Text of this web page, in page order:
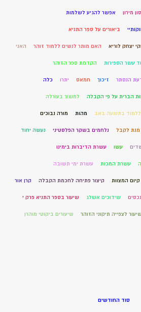
מירון אפשר להגיע לשלמות
ביאורים על ספר התניא
יצחק לוריא האם מותר לנשים ללמוד זוהר האני
עשר הספירות הקדמת ספר הזוהר
הנסתר זיכוך חמאס יתרו כלה
הברית על פי הקבלה למשוך בעורלה
ללמוד בתשעה באב מהות מורה נבוכים
לקבל נלחמים בשקר הפלסטיני נעשה יחוד
עשו עשרת הדיברות בימינו
עשרת המכות עשרת ימי תשובה
קיום המצוות קיצור פתיחה לחכמת הקבלה קרן אור
שידוכים אשלג שיעור בספר התניא פרק י
שיעור לצפייה תיקוני הזוהר שיעורים ביקוטי מוהרן
סוד החודשים